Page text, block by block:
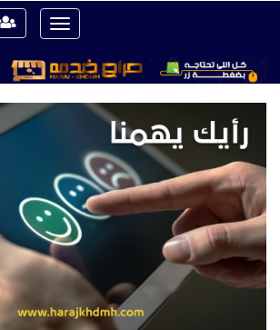
Toggle
navigation